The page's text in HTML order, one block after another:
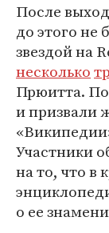
После
до этого не
звездой на
несколько
Прюитта.
и призвали
Участники
на то, что в
о ее